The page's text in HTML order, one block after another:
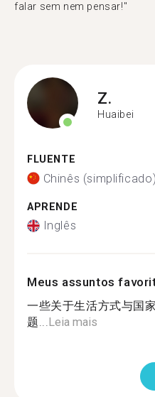
falar sem nem pensar!"
Z.
Huaibei
FLUENTE
Chinês
APRENDE
Inglês
Meus assuntos
一些关于生活方式与国
题...Leia mais